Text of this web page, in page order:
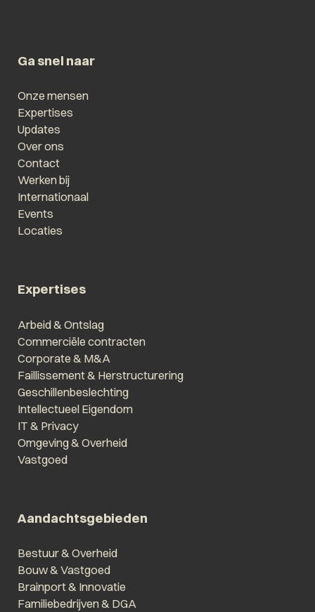
Ga snel naar
Onze mensen
Expertises
Updates
Over ons
Contact
Werken bij
Internationaal
Events
Locaties
Expertises
Arbeid & Ontslag
Commerciële contracten
Corporate & M&A
Faillissement & Herstructurering
Geschillenbeslechting
Intellectueel Eigendom
IT & Privacy
Omgeving & Overheid
Vastgoed
Aandachtsgebieden
Bestuur & Overheid
Bouw & Vastgoed
Brainport & Innovatie
Familiebedrijven & DGA